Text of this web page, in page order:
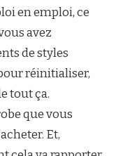
en emploi, ce
avez
de styles
réinitialiser,
tout ça.
que vous
Et,